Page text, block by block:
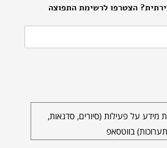
הצטרפו לרשימת התפוצה
מידע על פעילות (סיורים, סדנאות,
תערוכות) בווטסאפ